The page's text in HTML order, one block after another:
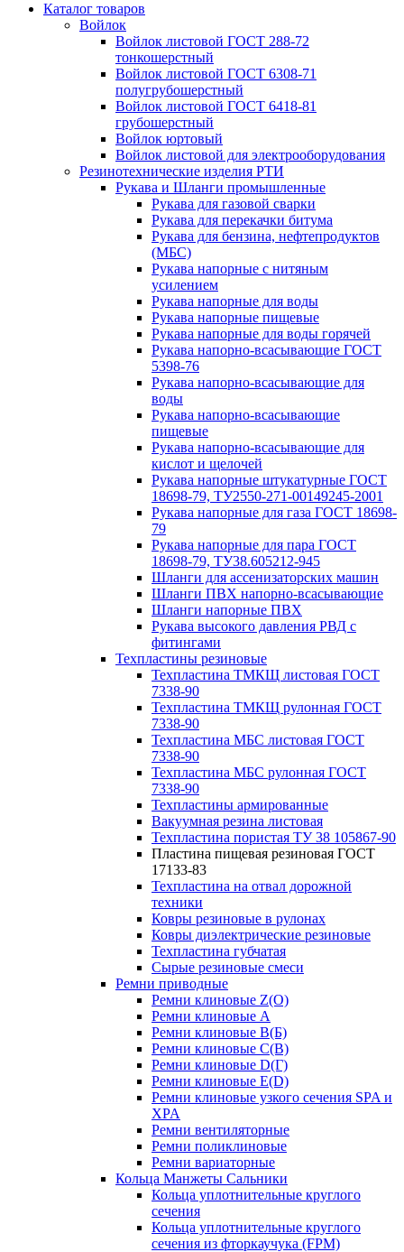
Каталог товаров
Войлок
Войлок листовой ГОСТ 288-72
тонкошерстный
Войлок листовой ГОСТ 6308-71
полугрубошерстный
Войлок листовой ГОСТ 6418-81
грубошерстный
Войлок юртовый
Войлок листовой для электрооборудования
Резинотехнические изделия РТИ
Рукава и Шланги промышленные
Рукава для газовой сварки
Рукава для перекачки битума
Рукава для бензина, нефтепродуктов
(МБС)
Рукава напорные с нитяным
усилением
Рукава напорные для воды
Рукава напорные пищевые
Рукава напорные для воды горячей
Рукава напорно-всасывающие ГОСТ
5398-76
Рукава напорно-всасывающие для
воды
Рукава напорно-всасывающие
пищевые
Рукава напорно-всасывающие для
кислот и щелочей
Рукава напорные штукатурные ГОСТ
18698-79, ТУ2550-271-00149245-2001
Рукава напорные для газа ГОСТ 18698-
79
Рукава напорные для пара ГОСТ
18698-79, ТУ38.605212-945
Шланги для ассенизаторских машин
Шланги ПВХ напорно-всасывающие
Шланги напорные ПВХ
Рукава высокого давления РВД с
фитингами
Техпластины резиновые
Техпластина ТМКЩ листовая ГОСТ
7338-90
Техпластина ТМКЩ рулонная ГОСТ
7338-90
Техпластина МБС листовая ГОСТ
7338-90
Техпластина МБС рулонная ГОСТ
7338-90
Техпластины армированные
Вакуумная резина листовая
Техпластина пористая ТУ 38 105867-90
Пластина пищевая резиновая ГОСТ
17133-83
Техпластина на отвал дорожной
техники
Ковры резиновые в рулонах
Ковры диэлектрические резиновые
Техпластина губчатая
Сырые резиновые смеси
Ремни приводные
Ремни клиновые Z(О)
Ремни клиновые A
Ремни клиновые B(Б)
Ремни клиновые C(В)
Ремни клиновые D(Г)
Ремни клиновые Е(D)
Ремни клиновые узкого сечения SPA и
XPA
Ремни вентиляторные
Ремни поликлиновые
Ремни вариаторные
Кольца Манжеты Сальники
Кольца уплотнительные круглого
сечения
Кольца уплотнительные круглого
сечения из фторкаучука (FPM)